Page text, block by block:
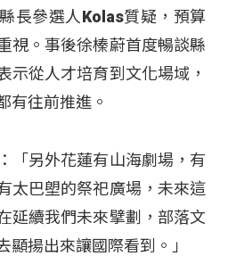
長參選人Kolas質疑，預算
視。事後徐榛蔚首度暢談縣
示從人才培育到文化場域，
有往前推進。
「另外花蓮有山海劇場，有
太巴塱的祭祀廣場，未來這
延續我們未來擘劃，部落文
顯揚出來讓國際看到。」